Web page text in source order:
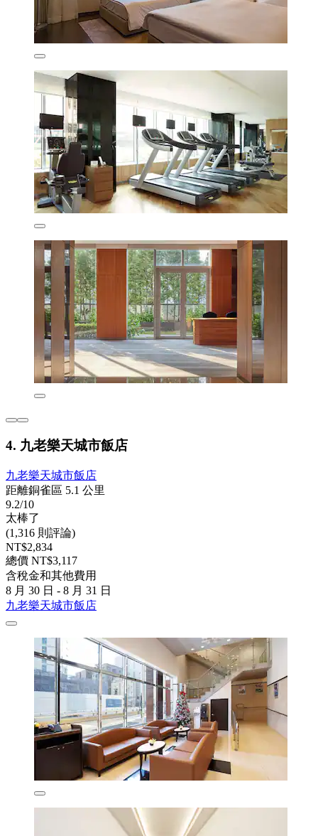
4. 九老樂天城市飯店
九老樂天城市飯店
距離銅雀區 5.1 公里
9.2/10
太棒了
(1,316 則評論)
NT$2,834
總價 NT$3,117
含稅金和其他費用
8 月 30 日 - 8 月 31 日
九老樂天城市飯店